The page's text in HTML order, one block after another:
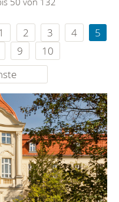
1 2 3 4
5
9
10